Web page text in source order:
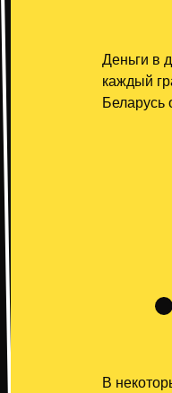
Деньги в
каждый
Беларусь
В